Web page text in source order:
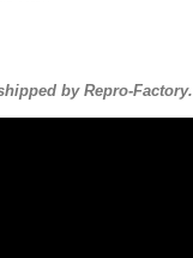
by Repro-Factory.